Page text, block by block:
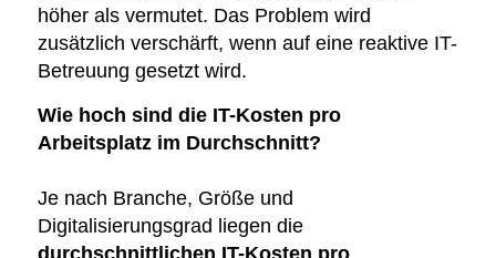
höher als vermutet. Das Problem wird
zusätzlich verschärft, wenn auf eine reaktive IT-
Betreuung gesetzt wird.
Wie hoch sind die IT-Kosten pro
Arbeitsplatz im Durchschnitt?
Je nach Branche, Größe und
Digitalisierungsgrad liegen die
durchschnittlichen IT-Kosten pro